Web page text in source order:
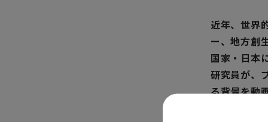
近年、世界
ー、地方創
国家・日本
研究員が、
る背景を動